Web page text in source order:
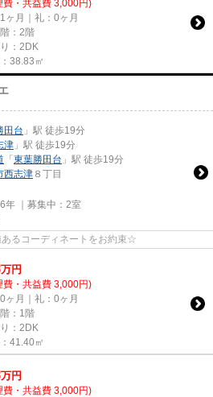
費・共益費 3,000円)
ヶ月｜礼：0ヶ月
：2階
：2DK
38.83㎡
田台 」駅 徒歩19分
津 」駅 徒歩19分
「東葉勝田台 」駅 徒歩19分
西志津 ８丁目
年 ｜募集中： 2室
るコーディネートをお約束☆
万円
費・共益費 3,000円)
ヶ月｜礼：0ヶ月
：1階
：2DK
41.40㎡
万円
費・共益費 3,000円)